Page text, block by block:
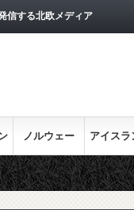
信する北欧メディア
ノルウェー アイスラ